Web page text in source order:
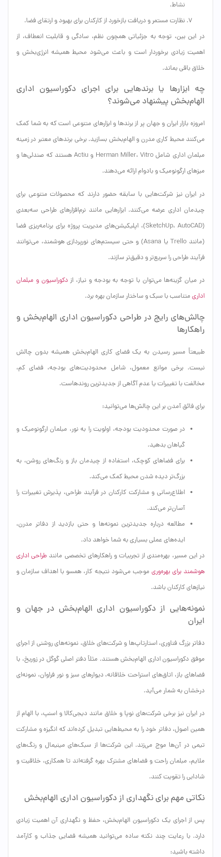
نشاط.
نظارت مستمر و دریافت بازخورد از کارکنان برای بهبود و ارتقای فضا.
در این بین، توجه به جزئیاتی همچون نظم، سادگی و قابلیت انعطاف، از
اهمیت زیادی برخوردار است و باعث می‌شود محیط همیشه انرژی‌بخش و
خلاق باقی بماند.
چه ابزارها یا برندهایی برای اجرای دکوراسیون اداری
الهام‌بخش پیشنهاد می‌شوند؟
امروزه بازار ایران و جهان پر از برندها و ابزارهای متنوعی است که به شما کمک
می‌کنند محیط کاری مدرن و الهام‌بخش بسازید. برخی برندهای معتبر در زمینه
مبلمان اداری شامل Herman Miller، Vitro و Actiu هستند که صندلی‌ها و
میزهای ارگونومیک و بادوام ارائه می‌دهند.
در ایران نیز شرکت‌هایی با سابقه حضور دارند که محصولات متنوعی برای
چیدمان اداری عرضه می‌کنند. ابزارهایی مانند نرم‌افزارهای طراحی سه‌بعدی
(SketchUp، AutoCAD)، اپلیکیشن‌های مدیریت پروژه برای برنامه‌ریزی فضا
(مانند Trello یا Asana) و حتی سیستم‌های نورپردازی هوشمند، می‌توانند
فرآیند طراحی را سریع‌تر و دقیق‌تر سازند.
در میان گزینه‌ها می‌توان با توجه به بودجه و نیاز، از دکوراسیون و مبلمان
اداری متناسب با سبک و ساختار سازمان بهره برد.
چالش‌های رایج در طراحی دکوراسیون اداری الهام‌بخش و
راهکارها
طبیعتاً مسیر رسیدن به یک فضای کاری الهام‌بخش همیشه بدون چالش
نیست. برخی موانع معمول، شامل محدودیت‌های بودجه، فضای کم،
مخالفت با تغییرات یا عدم آگاهی از جدیدترین روندهاست.
برای فائق آمدن بر این چالش‌ها می‌توانید:
در صورت محدودیت بودجه، اولویت را به نور، مبلمان ارگونومیک و
گیاهان بدهید.
برای فضاهای کوچک، استفاده از چیدمان باز و رنگ‌های روشن، به
بزرگ‌تر دیده شدن محیط کمک می‌کند.
اطلاع‌رسانی و مشارکت کارکنان در فرآیند طراحی، پذیرش تغییرات را
آسان‌تر می‌کند.
مطالعه درباره جدیدترین نمونه‌ها و حتی بازدید از دفاتر مدرن،
ایده‌های عملی بسیاری به شما خواهد داد.
در این مسیر، بهره‌مندی از تجربیات و راهکارهای تخصصی مانند طراحی اداری
هوشمند برای بهره‌وری موجب می‌شود نتیجه کار، همسو با اهداف سازمان و
نیازهای کارکنان باشد.
نمونه‌هایی از دکوراسیون اداری الهام‌بخش در جهان و
ایران
دفاتر بزرگ فناوری، استارتاپ‌ها و شرکت‌های خلاق، نمونه‌های روشنی از اجرای
موفق دکوراسیون اداری الهام‌بخش هستند. مثلاً دفتر اصلی گوگل در زوریخ، با
فضاهای باز، اتاق‌های استراحت خلاقانه، دیوارهای سبز و نور فراوان، نمونه‌ای
درخشان به شمار می‌آید.
در ایران نیز برخی شرکت‌های نوپا و خلاق مانند دیجی‌کالا و اسنپ، با الهام از
همین اصول، دفاتر خود را به محیط‌هایی تبدیل کرده‌اند که انگیزه و مشارکت
تیمی در آن‌ها موج می‌زند. این شرکت‌ها از سبک‌های مینیمال و رنگ‌های
ملایم، مبلمان راحت و فضاهای مشترک بهره گرفته‌اند تا همکاری، خلاقیت و
شادابی را تقویت کنند.
نکاتی مهم برای نگهداری از دکوراسیون اداری الهام‌بخش
پس از اجرای یک دکوراسیون الهام‌بخش، حفظ و نگهداری آن اهمیت زیادی
دارد. با رعایت چند نکته ساده می‌توانید همیشه فضایی جذاب و کارآمد
داشته باشید: